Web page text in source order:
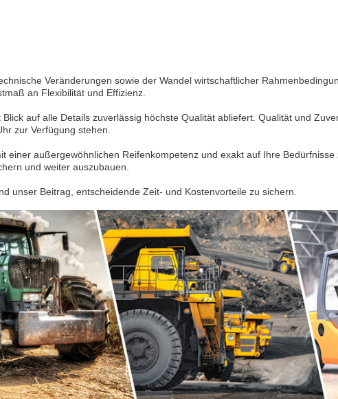
Veränderungen sowie der Wandel wirtschaftlicher
an Flexibilität und Effizienz.
auf alle Details zuverlässig höchste Qualität abliefert. Qualität und
zur Verfügung stehen.
einer außergewöhnlichen Reifenkompetenz und exakt auf Ihre
und weiter auszubauen.
unser Beitrag, entscheidende Zeit- und Kostenvorteile zu sichern.